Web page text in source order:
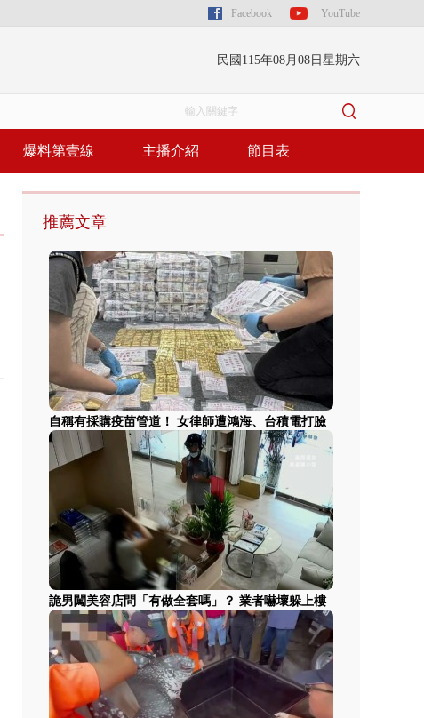
Facebook YouTube
民國115年08月08日星期六
爆料第壹線 主播介紹 節目表
推薦文章
自稱有採購疫苗管道！ 女律師遭鴻海、台積電打臉
詭男闖美容店問「有做全套嗎」？ 業者嚇壞躲上樓